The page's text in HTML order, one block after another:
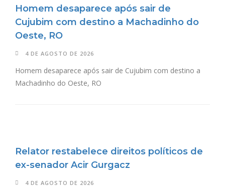
Homem desaparece após sair de
Cujubim com destino a Machadinho do
Oeste, RO
4 DE AGOSTO DE 2026
Homem desaparece após sair de Cujubim com destino a
Machadinho do Oeste, RO
Relator restabelece direitos políticos de
ex-senador Acir Gurgacz
4 DE AGOSTO DE 2026